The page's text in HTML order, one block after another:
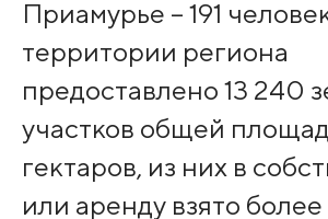
Приамурье – 191
территории региона
предоставлено 13 240
участков общей
гектаров, из них в
или аренду взято